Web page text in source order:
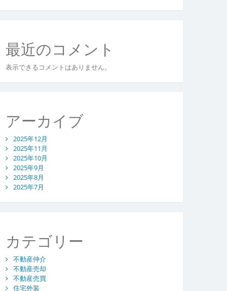
最近のコメント
表示できるコメントはありません。
アーカイブ
2025年12月
2025年11月
2025年10月
2025年9月
2025年8月
2025年7月
カテゴリー
不動産仲介
不動産売却
不動産売買
住宅外装